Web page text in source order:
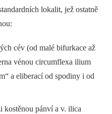
lokalit, jež ostatně
cév (od malé bifurkace až
vénou circumflexa ilium
a eliberací od spodiny i od
kostěnou pánví a v. ilica